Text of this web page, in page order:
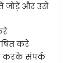
जोड़ें और उसे
करें
करके संपर्क